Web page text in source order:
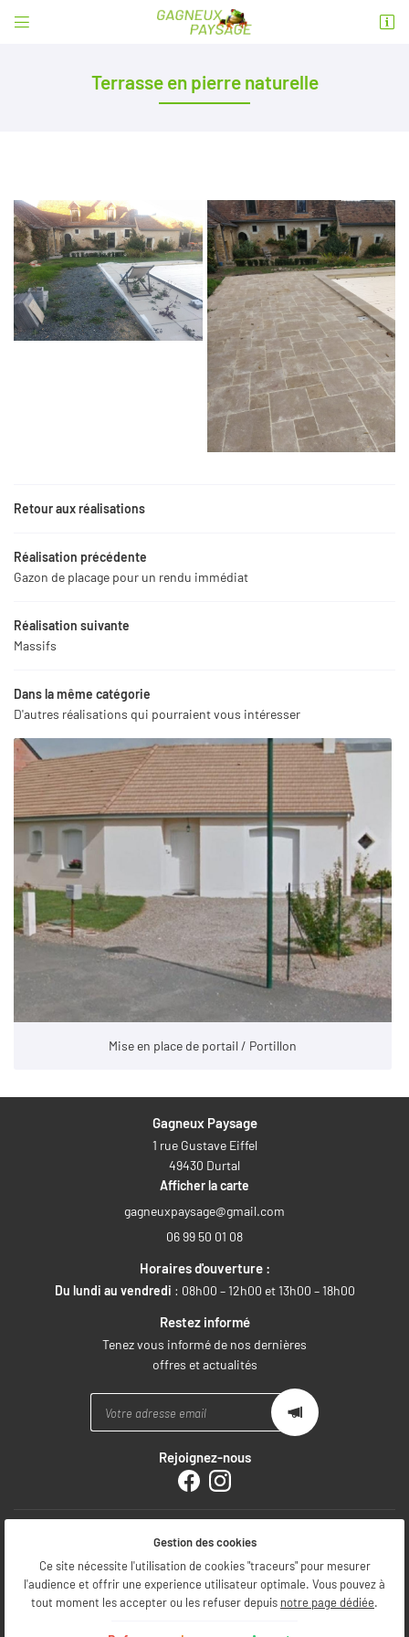

Accueil
Création
Entretien
réalisations
Avis
Actualités

06 99 50 01 08
Restez
INSCRIPTION
Rejoignez-
06 99 50 01 08
 Adresse email de réception
En cochant cette case, vous consentez à recevoir nos propositions commerciales à
l'adresse email indiqué ci-dessus. Vous pouvez vous désinscrire à tout moment en
utilisantle formulaire de désinscription.
INSCRIPTION
Terrasse en pierre naturelle
Retour aux réalisations
Réalisation précédente
Gazon de placage pour un rendu immédiat
Réalisation suivante
Massifs
Dans la même catégorie
D'autres réalisations qui pourraient vous intéresser
Mise en place de portail / Portillon
Gagneux Paysage
1 rue Gustave Eiffel
49430 Durtal
Afficher la carte
06 99 50 01 08
Horaires d'ouverture :
Du lundi au vendredi : 08h00 – 12h00 et 13h00 – 18h00
Restez informé
Tenez vous informé de nos dernières
offres et actualités
Rejoignez-nous
Conditions générales d'utilisation
Politique de confidentialité
Gestion des cookies
Sitemap
Gestion des cookies
Ce site nécessite l'utilisation de cookies "traceurs" pour mesurer
l'audience et offrir une experience utilisateur optimale. Vous pouvez à
tout moment les accepter ou les refuser depuis notre page dédiée.